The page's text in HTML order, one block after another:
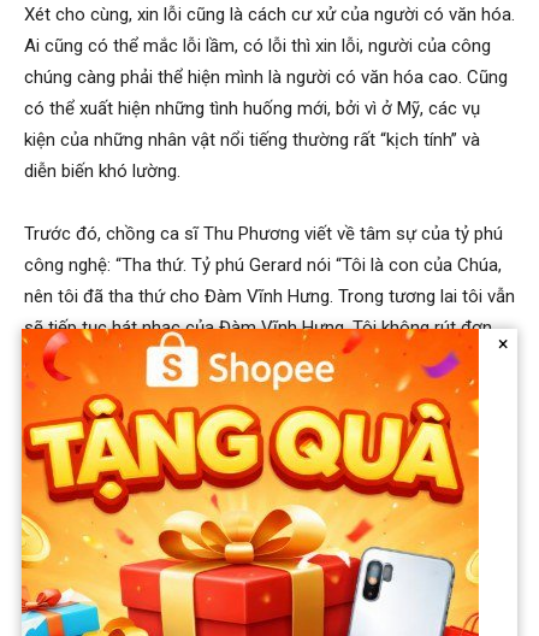
Xét cho cùng, xin lỗi cũng là cách cư xử của người có văn hóa.
Ai cũng có thể mắc lỗi lầm, có lỗi thì xin lỗi, người của công
chúng càng phải thể hiện mình là người có văn hóa cao. Cũng
có thể xuất hiện những tình huống mới, bởi vì ở Mỹ, các vụ
kiện của những nhân vật nổi tiếng thường rất “kịch tính” và
diễn biến khó lường.
Trước đó, chồng ca sĩ Thu Phương viết về tâm sự của tỷ phú
công nghệ: “Tha thứ. Tỷ phú Gerard nói “Tôi là con của Chúa,
nên tôi đã tha thứ cho Đàm Vĩnh Hưng. Trong tương lai tôi vẫn
sẽ tiếp tục hát nhạc của Đàm Vĩnh Hưng. Tôi không rút đơn
kiện cho đến khi Đàm Vĩnh Hưng xin lỗi chính thức vì uy tín,
danh dự và sự chính trực của tôi đã bị Đàm Vĩnh Hưng tổn
hại. Tôi không phản tố với mục đích sá.t hạ.i Đàm Vĩnh Hưng”.
×